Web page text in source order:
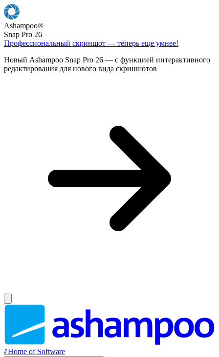
Ashampoo®
Snap Pro 26
Профессиональный скриншот — теперь еще умнее!
Новый Ashampoo Snap Pro 26 — с функцией интерактивного
редактирования для нового вида скриншотов
//Home of Software